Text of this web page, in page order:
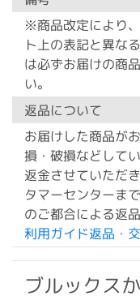
※商品改定により
ト上の表記と異な
は必ずお届けの商
い。
返品について
お届けした商品が
損・破損などして
返金させていただ
タマーセンターま
のご都合による返
利用ガイド返品・
ブルックス